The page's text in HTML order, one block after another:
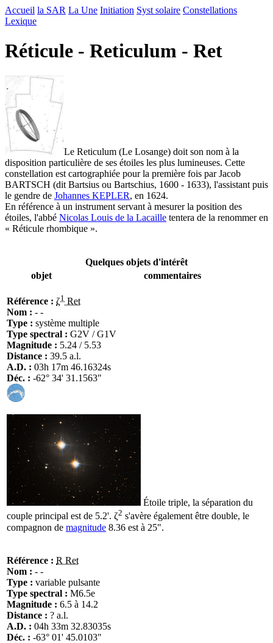
Accueil la SAR La Une Initiation Syst solaire Constellations
Lexique
Réticule - Reticulum - Ret
Le Reticulum (Le Losange) doit son nom à la
disposition particulière de ses étoiles les plus lumineuses. Cette
constellation est cartographiée pour la première fois par Jacob
BARTSCH (dit Bartsius ou Bartschius, 1600 - 1633), l'assistant puis
le gendre de Johannes KEPLER, en 1624.
En référence à un instrument servant à mesurer la position des
étoiles, l'abbé Nicolas Louis de la Lacaille tentera de la renommer en
« Réticule rhombique ».
Quelques objets d'intérêt
objet
commentaires
Référence : ζ1 Ret
Nom : - -
Type : système multiple
Type spectral : G2V / G1V
Magnitude : 5.24 / 5.53
Distance : 39.5 a.l.
A.D. : 03h 17m 46.16324s
Déc. : -62° 34' 31.1563"
Étoile triple, la séparation du
couple principal est de 5.2'. ζ2 s'avère également être double, le
compagnon de magnitude 8.36 est à 25".
Référence : R Ret
Nom : - -
Type : variable pulsante
Type spectral : M6.5e
Magnitude : 6.5 à 14.2
Distance : ? a.l.
A.D. : 04h 33m 32.83035s
Déc. : -63° 01' 45.0103"